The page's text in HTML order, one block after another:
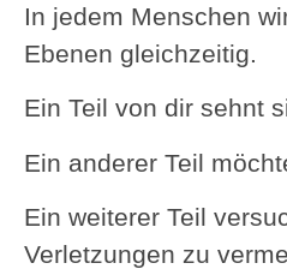
In jedem Menschen
Ebenen gleichzeitig.
Ein Teil von dir sehnt
Ein anderer Teil
Ein weiterer Teil
Verletzungen zu